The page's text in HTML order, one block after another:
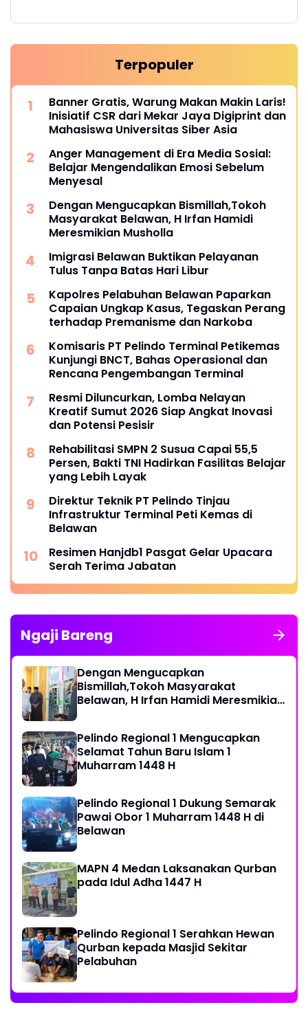
Terpopuler
Banner Gratis, Warung Makan Makin Laris!
Inisiatif CSR dari Mekar Jaya Digiprint dan
Mahasiswa Universitas Siber Asia
Anger Management di Era Media Sosial:
Belajar Mengendalikan Emosi Sebelum
Menyesal
Dengan Mengucapkan Bismillah,Tokoh
Masyarakat Belawan, H Irfan Hamidi
Meresmikian Musholla
Imigrasi Belawan Buktikan Pelayanan
Tulus Tanpa Batas Hari Libur
Kapolres Pelabuhan Belawan Paparkan
Capaian Ungkap Kasus, Tegaskan Perang
terhadap Premanisme dan Narkoba
Komisaris PT Pelindo Terminal Petikemas
Kunjungi BNCT, Bahas Operasional dan
Rencana Pengembangan Terminal
Resmi Diluncurkan, Lomba Nelayan
Kreatif Sumut 2026 Siap Angkat Inovasi
dan Potensi Pesisir
Rehabilitasi SMPN 2 Susua Capai 55,5
Persen, Bakti TNI Hadirkan Fasilitas Belajar
yang Lebih Layak
Direktur Teknik PT Pelindo Tinjau
Infrastruktur Terminal Peti Kemas di
Belawan
Resimen Hanjdb1 Pasgat Gelar Upacara
Serah Terima Jabatan
Ngaji Bareng
Dengan Mengucapkan
Bismillah,Tokoh Masyarakat
Belawan, H Irfan Hamidi Meresmikian
Pelindo Regional 1 Mengucapkan
Selamat Tahun Baru Islam 1
Muharram 1448 H
Pelindo Regional 1 Dukung Semarak
Pawai Obor 1 Muharram 1448 H di
Belawan
MAPN 4 Medan Laksanakan Qurban
pada Idul Adha 1447 H
Pelindo Regional 1 Serahkan Hewan
Qurban kepada Masjid Sekitar
Pelabuhan